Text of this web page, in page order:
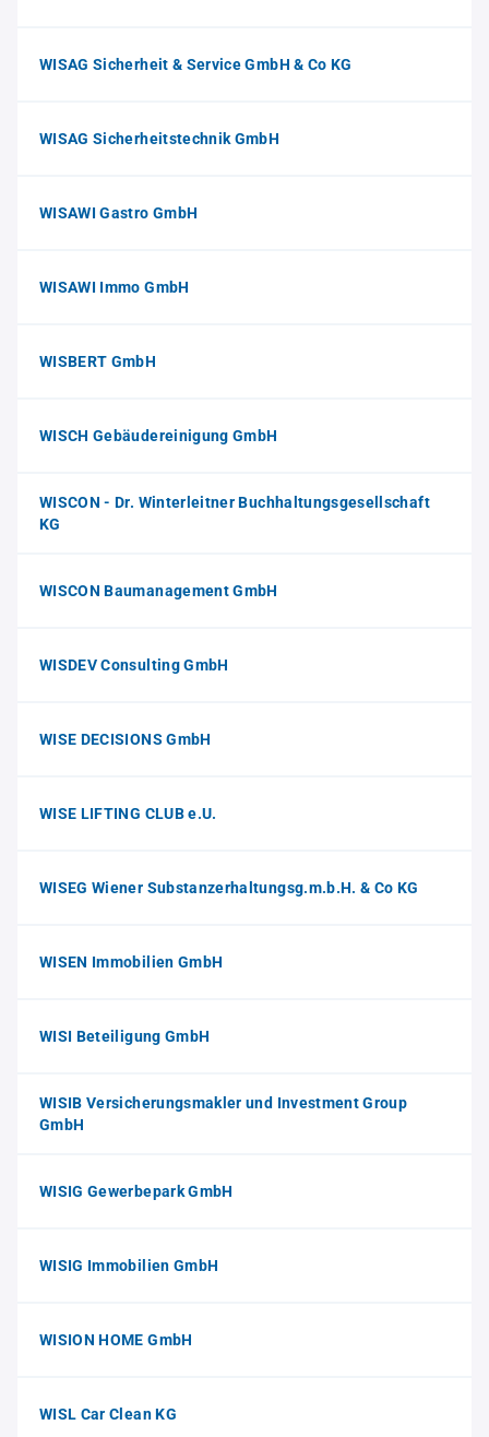
WISAG Sicherheit & Service GmbH & Co KG
WISAG Sicherheitstechnik GmbH
WISAWI Gastro GmbH
WISAWI Immo GmbH
WISBERT GmbH
WISCH Gebäudereinigung GmbH
WISCON - Dr. Winterleitner Buchhaltungsgesellschaft
KG
WISCON Baumanagement GmbH
WISDEV Consulting GmbH
WISE DECISIONS GmbH
WISE LIFTING CLUB e.U.
WISEG Wiener Substanzerhaltungsg.m.b.H. & Co KG
WISEN Immobilien GmbH
WISI Beteiligung GmbH
WISIB Versicherungsmakler und Investment Group
GmbH
WISIG Gewerbepark GmbH
WISIG Immobilien GmbH
WISION HOME GmbH
WISL Car Clean KG